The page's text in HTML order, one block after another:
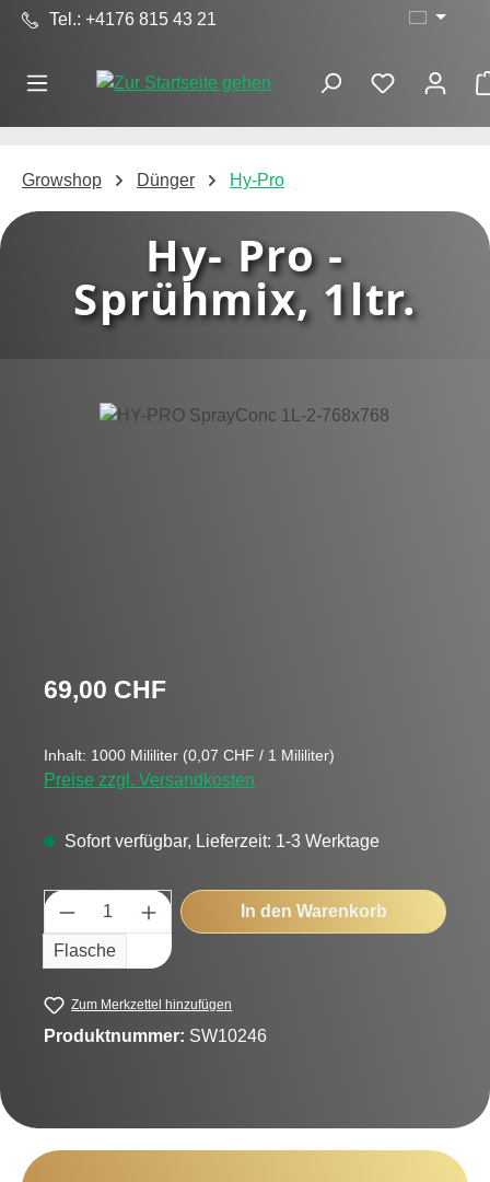
Zum Hauptinhalt springen
Tel.: +4176 815 43 21
Growshop Dünger Hy-Pro
Hy- Pro -
Sprühmix, 1ltr.
Bildergalerie überspringen
Regulärer Preis:
69,00 CHF
Inhalt: 1000 Mililiter (0,07 CHF / 1 Mililiter)
Preise zzgl. Versandkosten
Sofort verfügbar, Lieferzeit: 1-3 Werktage
Produkt Anzahl: Gib den gewünschten
Flasche
In den Warenkorb
Zum Merkzettel hinzufügen
Produktnummer: SW10246